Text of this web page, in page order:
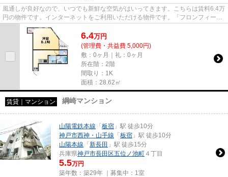
風通しが良好なので、いつでも新鮮な空気がはいってきます。こちらは賃料6.4万
円の物件です。インターネットをご利用いただける物件です。「フロンフィール
大道通」のここがイチオシ。...
6.4万円
(管理費・共益費 5,000円)
敷：0ヶ月｜礼：0ヶ月
所在階：2階
間取り：1K
面積：28.62㎡
賃貸｜マンション 綱崎マンション
山陽電鉄本線 「 板宿 」駅 徒歩10分
神戸市西神・山手線 「 板宿 」駅 徒歩10分
山陽本線 「 新長田 」駅 徒歩15分
兵庫県神戸市長田区五位ノ池町 ４丁目
5.5万円
築年数：築29年 ｜募集中： 1室